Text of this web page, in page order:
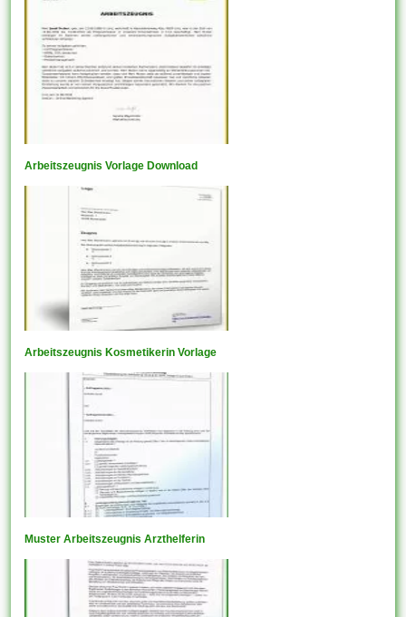
Arbeitszeugnis Vorlage Download
Arbeitszeugnis Kosmetikerin Vorlage
Muster Arbeitszeugnis Arzthelferin